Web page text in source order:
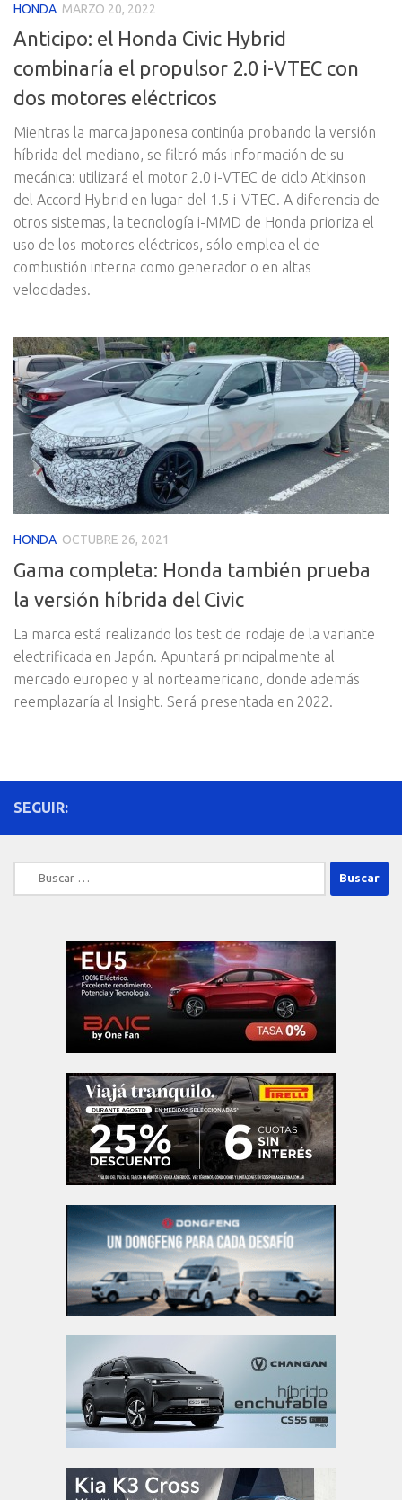
HONDA MARZO 20, 2022
Anticipo: el Honda Civic Hybrid
combinaría el propulsor 2.0 i-VTEC con
dos motores eléctricos
Mientras la marca japonesa continúa probando la versión
híbrida del mediano, se filtró más información de su
mecánica: utilizará el motor 2.0 i-VTEC de ciclo Atkinson
del Accord Hybrid en lugar del 1.5 i-VTEC. A diferencia de
otros sistemas, la tecnología i-MMD de Honda prioriza el
uso de los motores eléctricos, sólo emplea el de
combustión interna como generador o en altas
velocidades.
HONDA OCTUBRE 26, 2021
Gama completa: Honda también prueba
la versión híbrida del Civic
La marca está realizando los test de rodaje de la variante
electrificada en Japón. Apuntará principalmente al
mercado europeo y al norteamericano, donde además
reemplazaría al Insight. Será presentada en 2022.
SEGUIR:
Buscar: